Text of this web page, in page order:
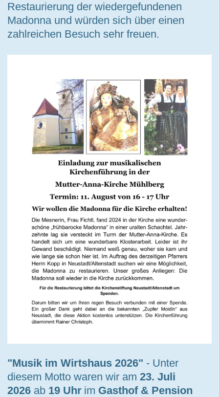
Restaurierung der wiedergefundenen
Madonna und würden sich über einen
zahlreichen Besuch sehr freuen.
"Musik im Wirtshaus 2026" - Unter
diesem Motto waren wir am 23. Juli
2026 ab 19 Uhr im Gasthof & Pension